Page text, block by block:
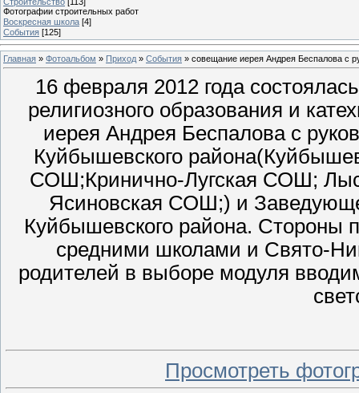
Фотографии строительных работ
Воскресная школа [4]
События [125]
Главная » Фотоальбом » Приход » События » совещание иерея Андрея Беспалова с
16 февраля 2012 года
религиозного образования и
иерея Андрея Беспалова с
Куйбышевского
СОШ;Кринично-Лугская СОШ;
Ясиновская СОШ;) и
Куйбышевского района. Стороны
средними школами и Свято-
родителей в выборе модуля
Просмотреть